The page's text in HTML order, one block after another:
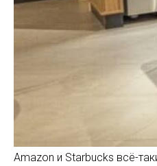
Amazon и Starbucks всё-